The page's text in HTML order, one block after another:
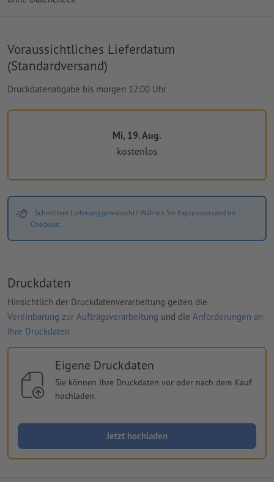
Voraussichtliches Lieferdatum
(Standardversand)
Druckdatenabgabe bis morgen 12:00 Uhr
Mi, 19. Aug.
kostenlos
Schnellere Lieferung gewünscht? Wählen Sie Expressversand im
Checkout.
Druckdaten
Hinsichtlich der Druckdatenverarbeitung gelten die
Vereinbarung zur Auftragsverarbeitung und die Anforderungen an
Ihre Druckdaten
Eigene Druckdaten
Sie können Ihre Druckdaten vor oder nach dem Kauf
hochladen.
Jetzt hochladen